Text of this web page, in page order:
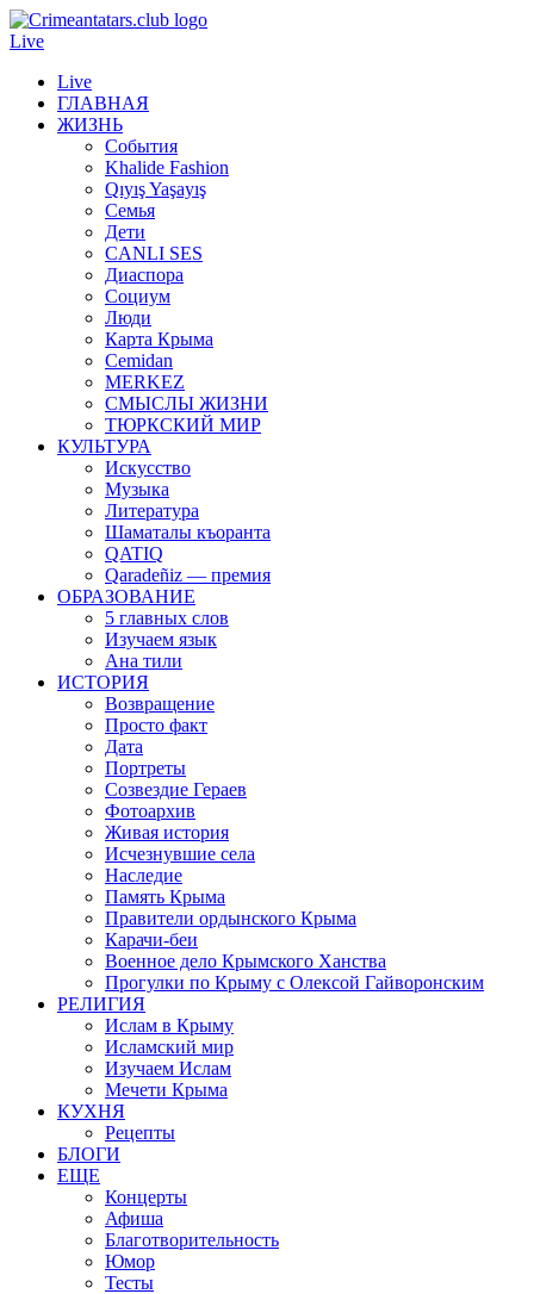
Live
Live
ГЛАВНАЯ
ЖИЗНЬ
События
Khalide Fashion
Qıyış Yaşayış
Семья
Дети
CANLI SES
Диаспора
Социум
Люди
Карта Крыма
Cemidan
МERKEZ
СМЫСЛЫ ЖИЗНИ
ТЮРКСКИЙ МИР
КУЛЬТУРА
Искусство
Музыка
Литература
Шаматалы къоранта
QATIQ
Qaradeñiz — премия
ОБРАЗОВАНИЕ
5 главных слов
Изучаем язык
Ана тили
ИСТОРИЯ
Возвращение
Просто факт
Дата
Портреты
Созвездие Гераев
Фотоархив
Живая история
Исчезнувшие села
Наследие
Память Крыма
Правители ордынского Крыма
Карачи-беи
Военное дело Крымского Ханства
Прогулки по Крыму с Олексой Гайворонским
РЕЛИГИЯ
Ислам в Крыму
Исламский мир
Изучаем Ислам
Мечети Крыма
КУХНЯ
Рецепты
БЛОГИ
ЕЩЕ
Концерты
Афиша
Благотворительность
Юмор
Тесты